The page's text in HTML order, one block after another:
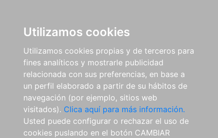
Utilizamos cookies
Utilizamos cookies propias y de terceros para
fines analíticos y mostrarle publicidad
relacionada con sus preferencias, en base a
un perfil elaborado a partir de su hábitos de
navegación (por ejemplo, sitios web
visitados). Clica aquí para más información.
Usted puede configurar o rechazar el uso de
cookies puslando en el botón CAMBIAR